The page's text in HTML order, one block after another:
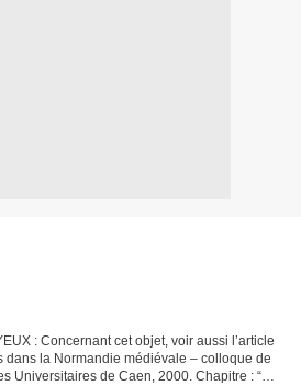
: Concernant cet objet, voir aussi l’article
dans la Normandie médiévale – colloque de
Universitaires de Caen, 2000. Chapitre : “